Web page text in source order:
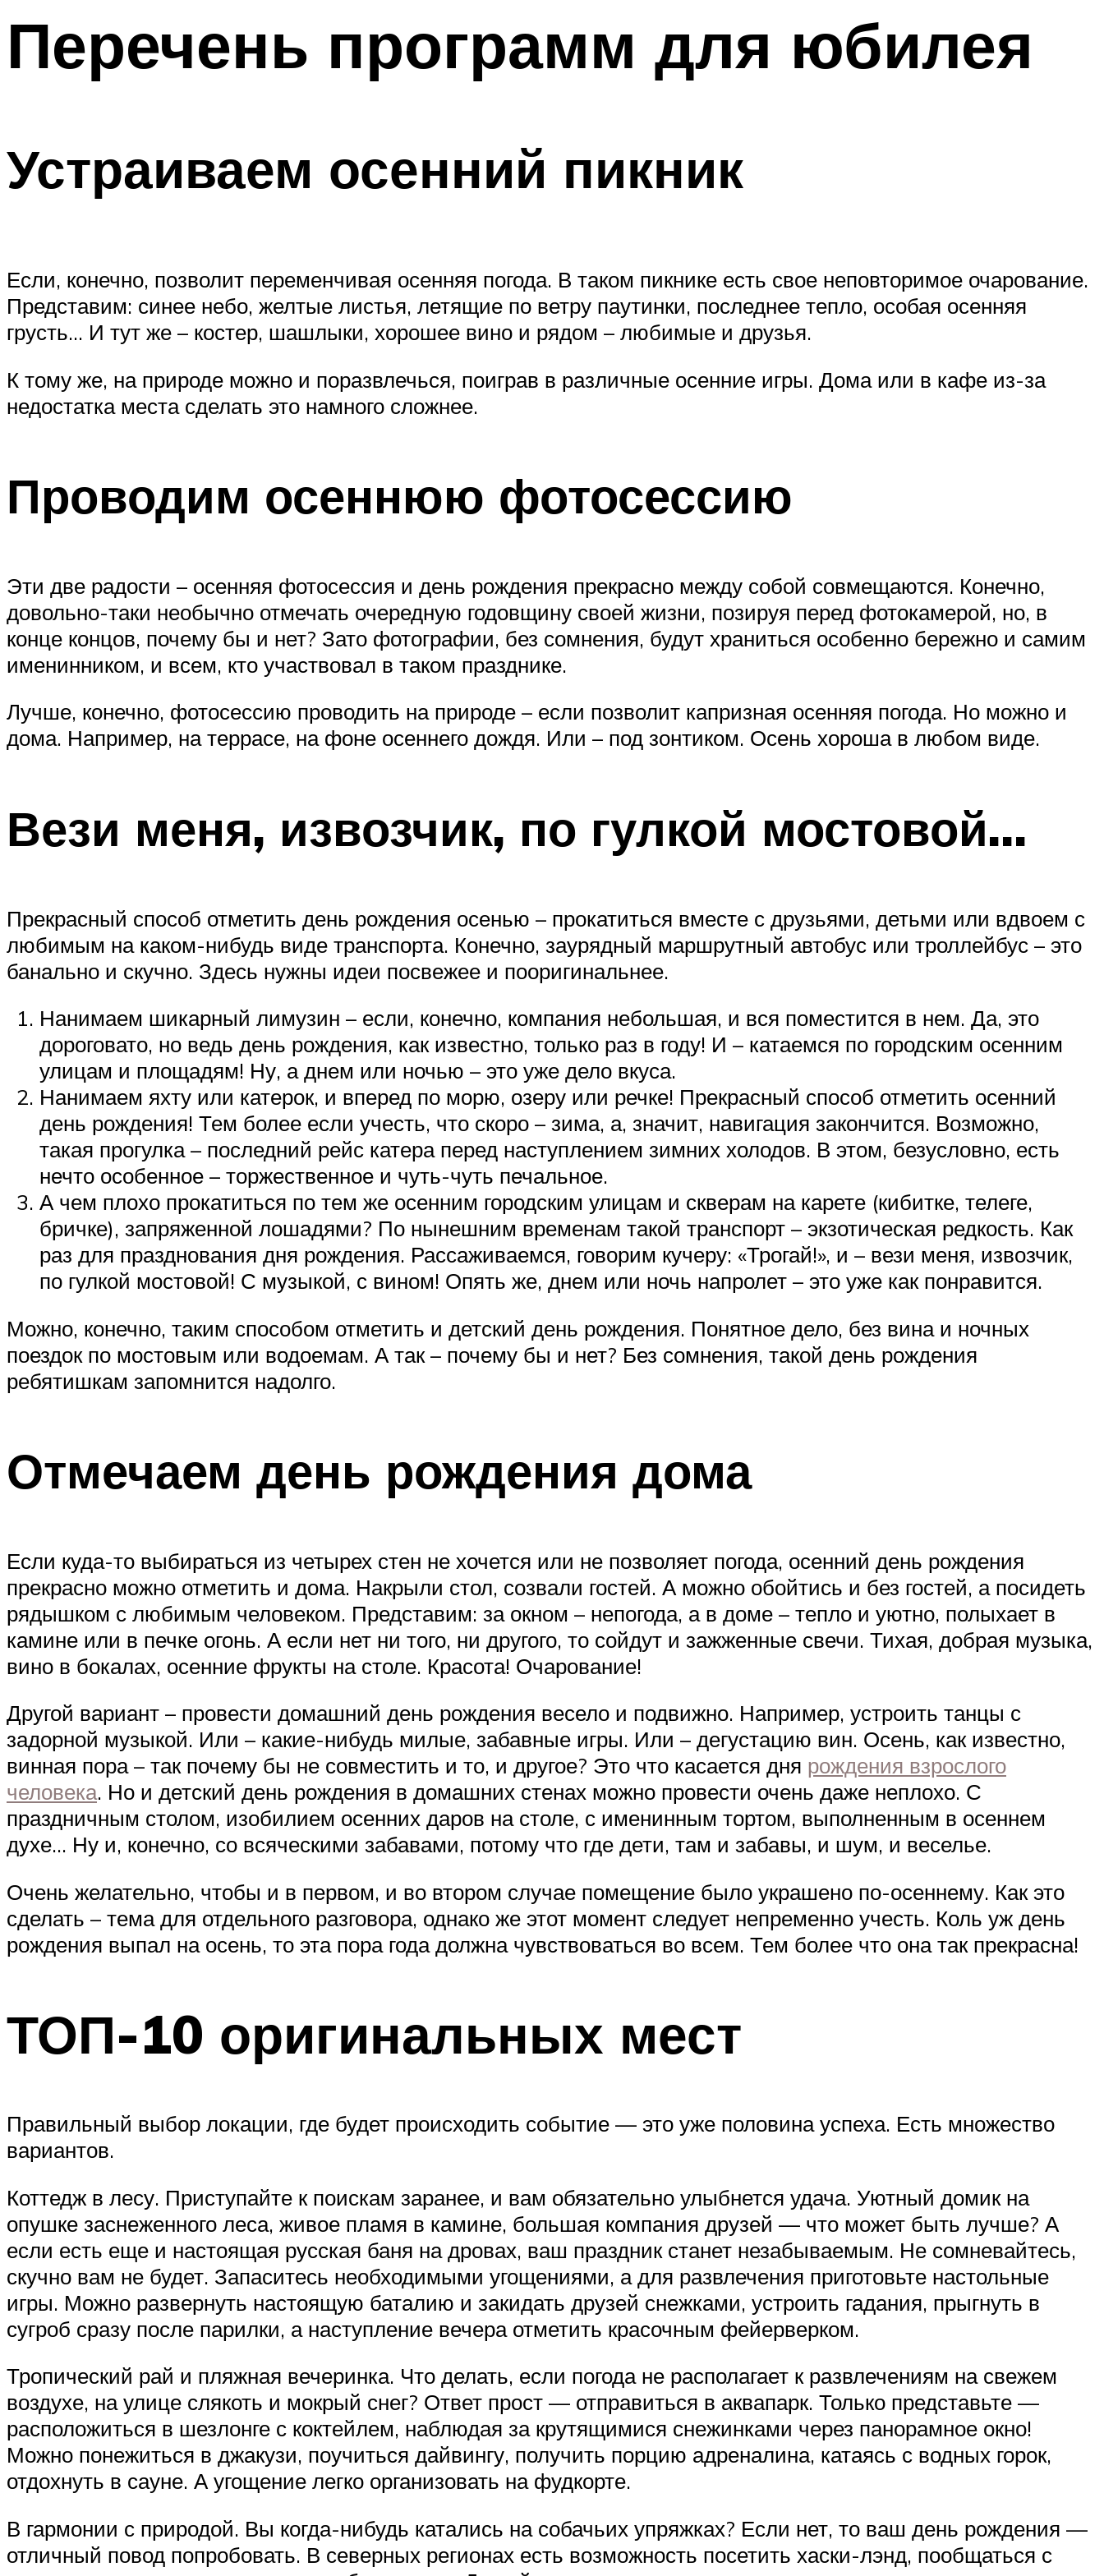
Меню
Перечень программ для юбилея
Устраиваем осенний пикник
Если, конечно, позволит переменчивая осенняя погода. В таком пикнике есть свое неповторимое очарование.
Представим: синее небо, желтые листья, летящие по ветру паутинки, последнее тепло, особая осенняя
грусть… И тут же – костер, шашлыки, хорошее вино и рядом – любимые и друзья.
К тому же, на природе можно и поразвлечься, поиграв в различные осенние игры. Дома или в кафе из-за
недостатка места сделать это намного сложнее.
Проводим осеннюю фотосессию
Эти две радости – осенняя фотосессия и день рождения прекрасно между собой совмещаются. Конечно,
довольно-таки необычно отмечать очередную годовщину своей жизни, позируя перед фотокамерой, но, в
конце концов, почему бы и нет? Зато фотографии, без сомнения, будут храниться особенно бережно и самим
именинником, и всем, кто участвовал в таком празднике.
Лучше, конечно, фотосессию проводить на природе – если позволит капризная осенняя погода. Но можно и
дома. Например, на террасе, на фоне осеннего дождя. Или – под зонтиком. Осень хороша в любом виде.
Вези меня, извозчик, по гулкой мостовой…
Прекрасный способ отметить день рождения осенью – прокатиться вместе с друзьями, детьми или вдвоем с
любимым на каком-нибудь виде транспорта. Конечно, заурядный маршрутный автобус или троллейбус – это
банально и скучно. Здесь нужны идеи посвежее и пооригинальнее.
Нанимаем шикарный лимузин – если, конечно, компания небольшая, и вся поместится в нем. Да, это
дороговато, но ведь день рождения, как известно, только раз в году! И – катаемся по городским осенним
улицам и площадям! Ну, а днем или ночью – это уже дело вкуса.
Нанимаем яхту или катерок, и вперед по морю, озеру или речке! Прекрасный способ отметить осенний
день рождения! Тем более если учесть, что скоро – зима, а, значит, навигация закончится. Возможно,
такая прогулка – последний рейс катера перед наступлением зимних холодов. В этом, безусловно, есть
нечто особенное – торжественное и чуть-чуть печальное.
А чем плохо прокатиться по тем же осенним городским улицам и скверам на карете (кибитке, телеге,
бричке), запряженной лошадями? По нынешним временам такой транспорт – экзотическая редкость. Как
раз для празднования дня рождения. Рассаживаемся, говорим кучеру: «Трогай!», и – вези меня, извозчик,
по гулкой мостовой! С музыкой, с вином! Опять же, днем или ночь напролет – это уже как понравится.
Можно, конечно, таким способом отметить и детский день рождения. Понятное дело, без вина и ночных
поездок по мостовым или водоемам. А так – почему бы и нет? Без сомнения, такой день рождения
ребятишкам запомнится надолго.
Отмечаем день рождения дома
Если куда-то выбираться из четырех стен не хочется или не позволяет погода, осенний день рождения
прекрасно можно отметить и дома. Накрыли стол, созвали гостей. А можно обойтись и без гостей, а посидеть
рядышком с любимым человеком. Представим: за окном – непогода, а в доме – тепло и уютно, полыхает в
камине или в печке огонь. А если нет ни того, ни другого, то сойдут и зажженные свечи. Тихая, добрая музыка,
вино в бокалах, осенние фрукты на столе. Красота! Очарование!
Другой вариант – провести домашний день рождения весело и подвижно. Например, устроить танцы с
задорной музыкой. Или – какие-нибудь милые, забавные игры. Или – дегустацию вин. Осень, как известно,
винная пора – так почему бы не совместить и то, и другое? Это что касается дня рождения взрослого
человека. Но и детский день рождения в домашних стенах можно провести очень даже неплохо. С
праздничным столом, изобилием осенних даров на столе, с именинным тортом, выполненным в осеннем
духе… Ну и, конечно, со всяческими забавами, потому что где дети, там и забавы, и шум, и веселье.
Очень желательно, чтобы и в первом, и во втором случае помещение было украшено по-осеннему. Как это
сделать – тема для отдельного разговора, однако же этот момент следует непременно учесть. Коль уж день
рождения выпал на осень, то эта пора года должна чувствоваться во всем. Тем более что она так прекрасна!
ТОП-10 оригинальных мест
Правильный выбор локации, где будет происходить событие — это уже половина успеха. Есть множество
вариантов.
Коттедж в лесу. Приступайте к поискам заранее, и вам обязательно улыбнется удача. Уютный домик на
опушке заснеженного леса, живое пламя в камине, большая компания друзей — что может быть лучше? А
если есть еще и настоящая русская баня на дровах, ваш праздник станет незабываемым. Не сомневайтесь,
скучно вам не будет. Запаситесь необходимыми угощениями, а для развлечения приготовьте настольные
игры. Можно развернуть настоящую баталию и закидать друзей снежками, устроить гадания, прыгнуть в
сугроб сразу после парилки, а наступление вечера отметить красочным фейерверком.
Тропический рай и пляжная вечеринка. Что делать, если погода не располагает к развлечениям на свежем
воздухе, на улице слякоть и мокрый снег? Ответ прост — отправиться в аквапарк. Только представьте —
расположиться в шезлонге с коктейлем, наблюдая за крутящимися снежинками через панорамное окно!
Можно понежиться в джакузи, поучиться дайвингу, получить порцию адреналина, катаясь с водных горок,
отдохнуть в сауне. А угощение легко организовать на фудкорте.
В гармонии с природой. Вы когда-нибудь катались на собачьих упряжках? Если нет, то ваш день рождения —
отличный повод попробовать. В северных регионах есть возможность посетить хаски-лэнд, пообщаться с